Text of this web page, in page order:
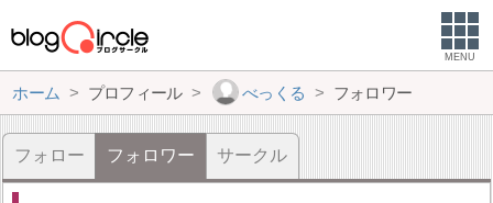
MENU
ホーム プロフィール べっくる フォロワー
フォロー フォロワー サークル